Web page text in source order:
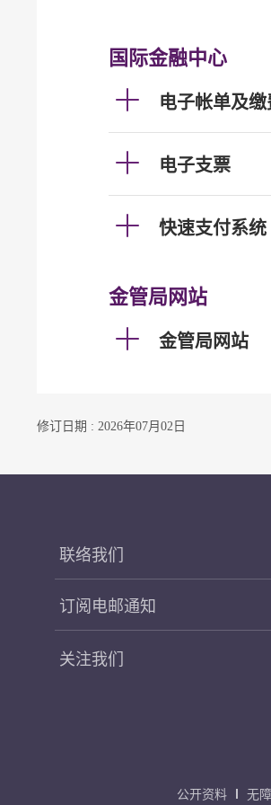
国际金融中心
电子帐单及缴
电子支票
快速支付系统
金管局网站
金管局网站
修订日期 : 2026年07月02日
联络我们
订阅电邮通知
关注我们
公开资料 无